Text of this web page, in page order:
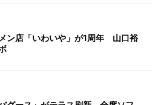
ン店「いわいや」が1周年 山口裕